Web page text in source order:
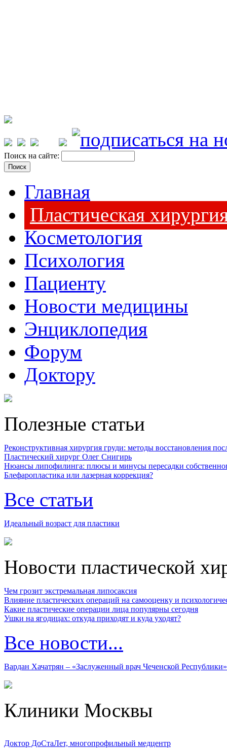
Поиск на сайте:
Главная
Пластическая
Косметология
Психология
Пациенту
Новости медицины
Энциклопедия
Форум
Доктору
Полезные статьи
Реконструктивная хирургия груди: методы восстановления
Пластический хирург Олег Снигирь
Нюансы липофилинга: плюсы и минусы пересадки
Блефаропластика или лазерная коррекция?
Все статьи
Идеальный возраст для пластики
Новости пластической
Чем грозит экстремальная липосаксия
Влияние пластических операций на самооценку и
Какие пластические операции лица популярны сегодня
Ушки на ягодицах: откуда приходят и куда уходят?
Все новости...
Вардан Хачатрян – «Заслуженный врач Чеченской Республики»
Клиники Москвы
Доктор ДоСтаЛет, многопрофильный медцентр